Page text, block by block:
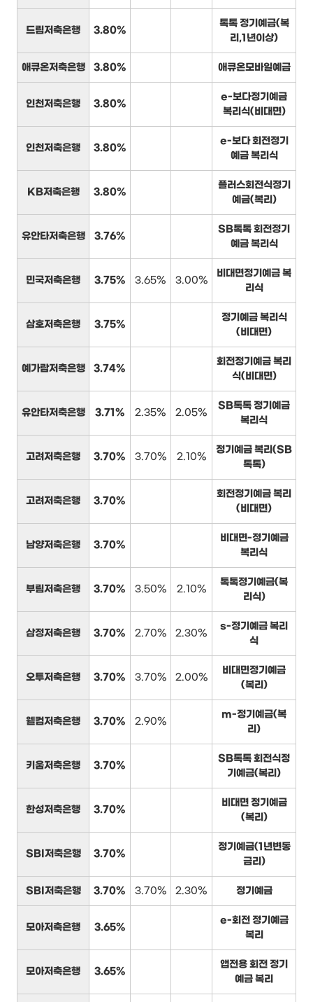
드림저축은행 3.80%
톡톡 정기예금(복
리,1년이상)
애큐온저축은행 3.80% 애큐온모바일예금
인천저축은행 3.80%
e-보다정기예금
복리식(비대면)
인천저축은행 3.80%
e-보다 회전정기
예금 복리식
KB저축은행 3.80%
플러스회전식정기
예금(복리)
유안타저축은행 3.76%
SB톡톡 회전정기
예금 복리식
민국저축은행 3.75% 3.65% 3.00%
비대면정기예금 복
리식
삼호저축은행 3.75%
정기예금 복리식
(비대면)
예가람저축은행 3.74%
회전정기예금 복리
식(비대면)
유안타저축은행 3.71% 2.35% 2.05%
SB톡톡 정기예금
복리식
고려저축은행 3.70% 3.70% 2.10%
정기예금 복리(SB
톡톡)
고려저축은행 3.70%
회전정기예금 복리
(비대면)
남양저축은행 3.70%
비대면-정기예금
복리식
부림저축은행 3.70% 3.50% 2.10%
톡톡정기예금(복
리식)
삼정저축은행 3.70% 2.70% 2.30%
s-정기예금 복리
식
오투저축은행 3.70% 3.70% 2.00%
비대면정기예금
(복리)
웰컴저축은행 3.70% 2.90%
m-정기예금(복
리)
키움저축은행 3.70%
SB톡톡 회전식정
기예금(복리)
한성저축은행 3.70%
비대면 정기예금
(복리)
SBI저축은행 3.70%
정기예금(1년변동
금리)
SBI저축은행 3.70% 3.70% 2.30% 정기예금
모아저축은행 3.65%
e-회전 정기예금
복리
모아저축은행 3.65%
앱전용 회전 정기
예금 복리